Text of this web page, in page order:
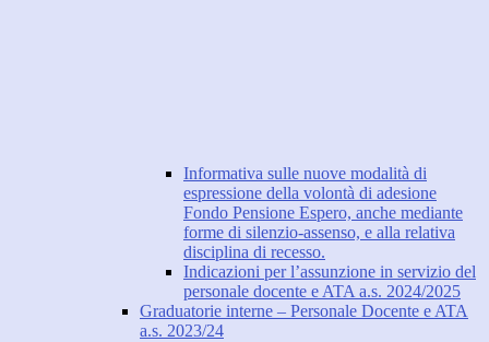
Informativa sulle nuove modalità di
espressione della volontà di adesione
Fondo Pensione Espero, anche mediante
forme di silenzio-assenso, e alla relativa
disciplina di recesso.
Indicazioni per l’assunzione in servizio del
personale docente e ATA a.s. 2024/2025
Graduatorie interne – Personale Docente e ATA
a.s. 2023/24